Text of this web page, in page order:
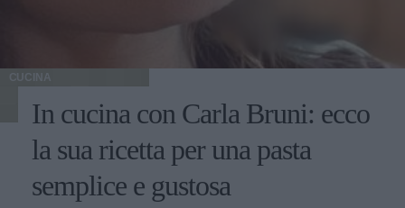
CUCINA
In cucina con Carla Bruni: ecco
la sua ricetta per una pasta
semplice e gustosa